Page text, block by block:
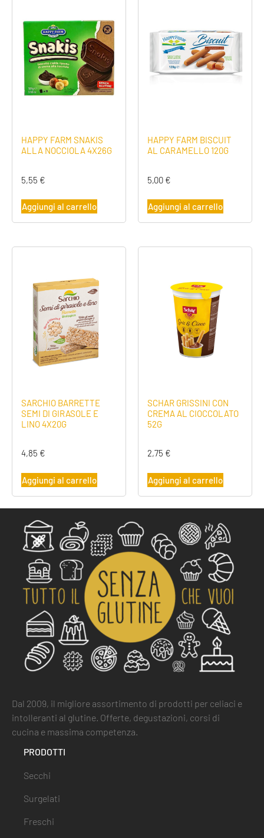
HAPPY FARM SNAKIS
ALLA NOCCIOLA 4X26G
5,55 €
Aggiungi al carrello
HAPPY FARM BISCUIT
AL CARAMELLO 120G
5,00 €
Aggiungi al carrello
SARCHIO BARRETTE
SEMI DI GIRASOLE E
LINO 4X20G
4,85 €
Aggiungi al carrello
SCHAR GRISSINI CON
CREMA AL CIOCCOLATO
52G
2,75 €
Aggiungi al carrello
Dal 2009, il migliore assortimento di prodotti per celiaci e
intolleranti al glutine. Offerte, degustazioni, corsi di
cucina e massima competenza.
PRODOTTI
Secchi
Surgelati
Freschi